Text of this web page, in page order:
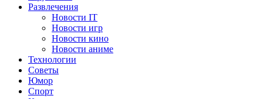
Развлечения
Новости IT
Новости игр
Новости кино
Новости аниме
Технологии
Советы
Юмор
Спорт